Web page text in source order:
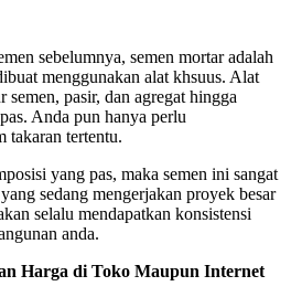
sebelumnya, semen mortar adalah
menggunakan alat khsuus. Alat
pasir, dan agregat hingga
Anda pun hanya perlu
takaran tertentu.
yang pas, maka semen ini sangat
sedang mengerjakan proyek besar
selalu mendapatkan konsistensi
anda.
Harga di Toko Maupun Internet